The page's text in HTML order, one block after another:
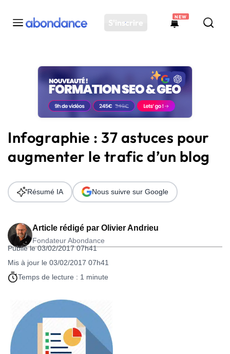
S'inscrire
NEW
Toutes les actus
Actus SEO
Plateforme
Solutions
Ressources
Audit SEO
Infographie : 37 astuces pour
augmenter le trafic d’un blog
Article rédigé par Olivier Andrieu
Fondateur Abondance
Publié le 03/02/2017 07h41
Mis à jour le 03/02/2017 07h41
Temps de lecture : 1 minute
Résumé IA Nous suivre sur Google